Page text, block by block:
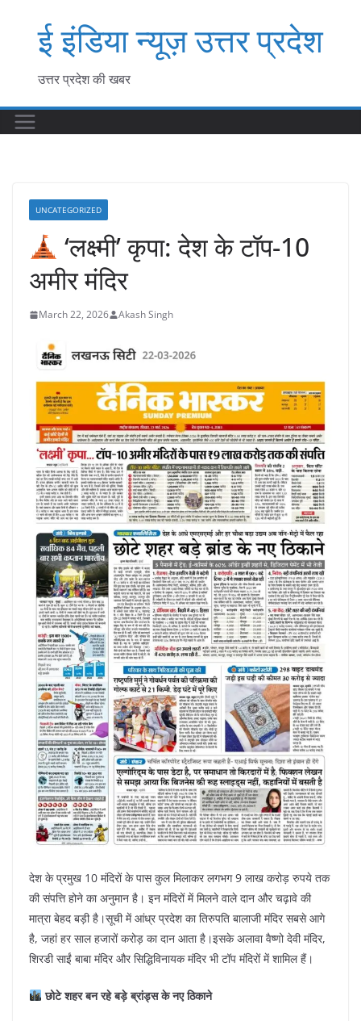
contentई इंडिया न्यूज़ उत्तर प्रदेश
उत्तर प्रदेश की खबर
UNCATEGORIZED
‘लक्ष्मी’ कृपा: देश के टॉप-10
अमीर मंदिर
March 22, 2026 Akash Singh
देश के प्रमुख 10 मंदिरों के पास कुल मिलाकर लगभग 9 लाख करोड़ रुपये तक
की संपत्ति होने का अनुमान है। इन मंदिरों में मिलने वाले दान और चढ़ावे की
मात्रा बेहद बड़ी है।सूची में आंध्र प्रदेश का तिरुपति बालाजी मंदिर सबसे आगे
है, जहां हर साल हजारों करोड़ का दान आता है।इसके अलावा वैष्णो देवी मंदिर,
शिरडी साईं बाबा मंदिर और सिद्धिविनायक मंदिर भी टॉप मंदिरों में शामिल हैं।
छोटे शहर बन रहे बड़े ब्रांड्स के नए ठिकाने